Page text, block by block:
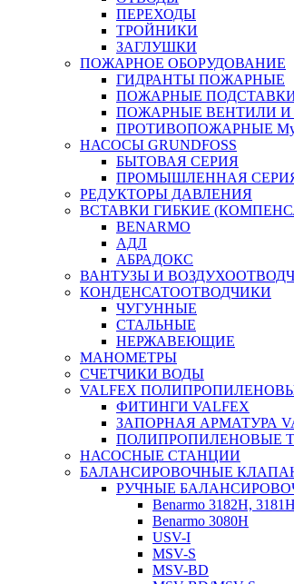
ПЕРЕХОДЫ
ТРОЙНИКИ
ЗАГЛУШКИ
ПОЖАРНОЕ ОБОРУДОВАНИЕ
ГИДРАНТЫ ПОЖАРНЫЕ
ПОЖАРНЫЕ
ПОЖАРНЫЕ ВЕНТИЛИ
ПРОТИВОПОЖАРНЫЕ
НАСОСЫ GRUNDFOSS
БЫТОВАЯ СЕРИЯ
ПРОМЫШЛЕННАЯ
РЕДУКТОРЫ ДАВЛЕНИЯ
ВСТАВКИ ГИБКИЕ
BENARMO
АДЛ
АБРАДОКС
ВАНТУЗЫ И
КОНДЕНСАТООТВОДЧИКИ
ЧУГУННЫЕ
СТАЛЬНЫЕ
НЕРЖАВЕЮЩИЕ
МАНОМЕТРЫ
СЧЕТЧИКИ ВОДЫ
VALFEX
ФИТИНГИ VALFEX
ЗАПОРНАЯ АРМАТУРА
ПОЛИПРОПИЛЕНОВЫЕ
НАСОСНЫЕ СТАНЦИИ
БАЛАНСИРОВОЧНЫЕ
РУЧНЫЕ
Benarmo 3182H,
Benarmo 3080H
USV-I
MSV-S
MSV-BD